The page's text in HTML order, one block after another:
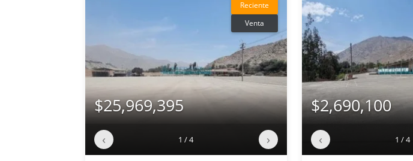
Reciente
Venta
$25,969,395
‹ 1 / 4 ›
$2,690,100
‹ 1 / 4